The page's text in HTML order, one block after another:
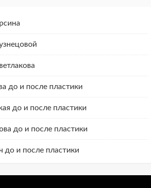
до и после пластики
до и после пластики
до и после пластики
до и после пластики